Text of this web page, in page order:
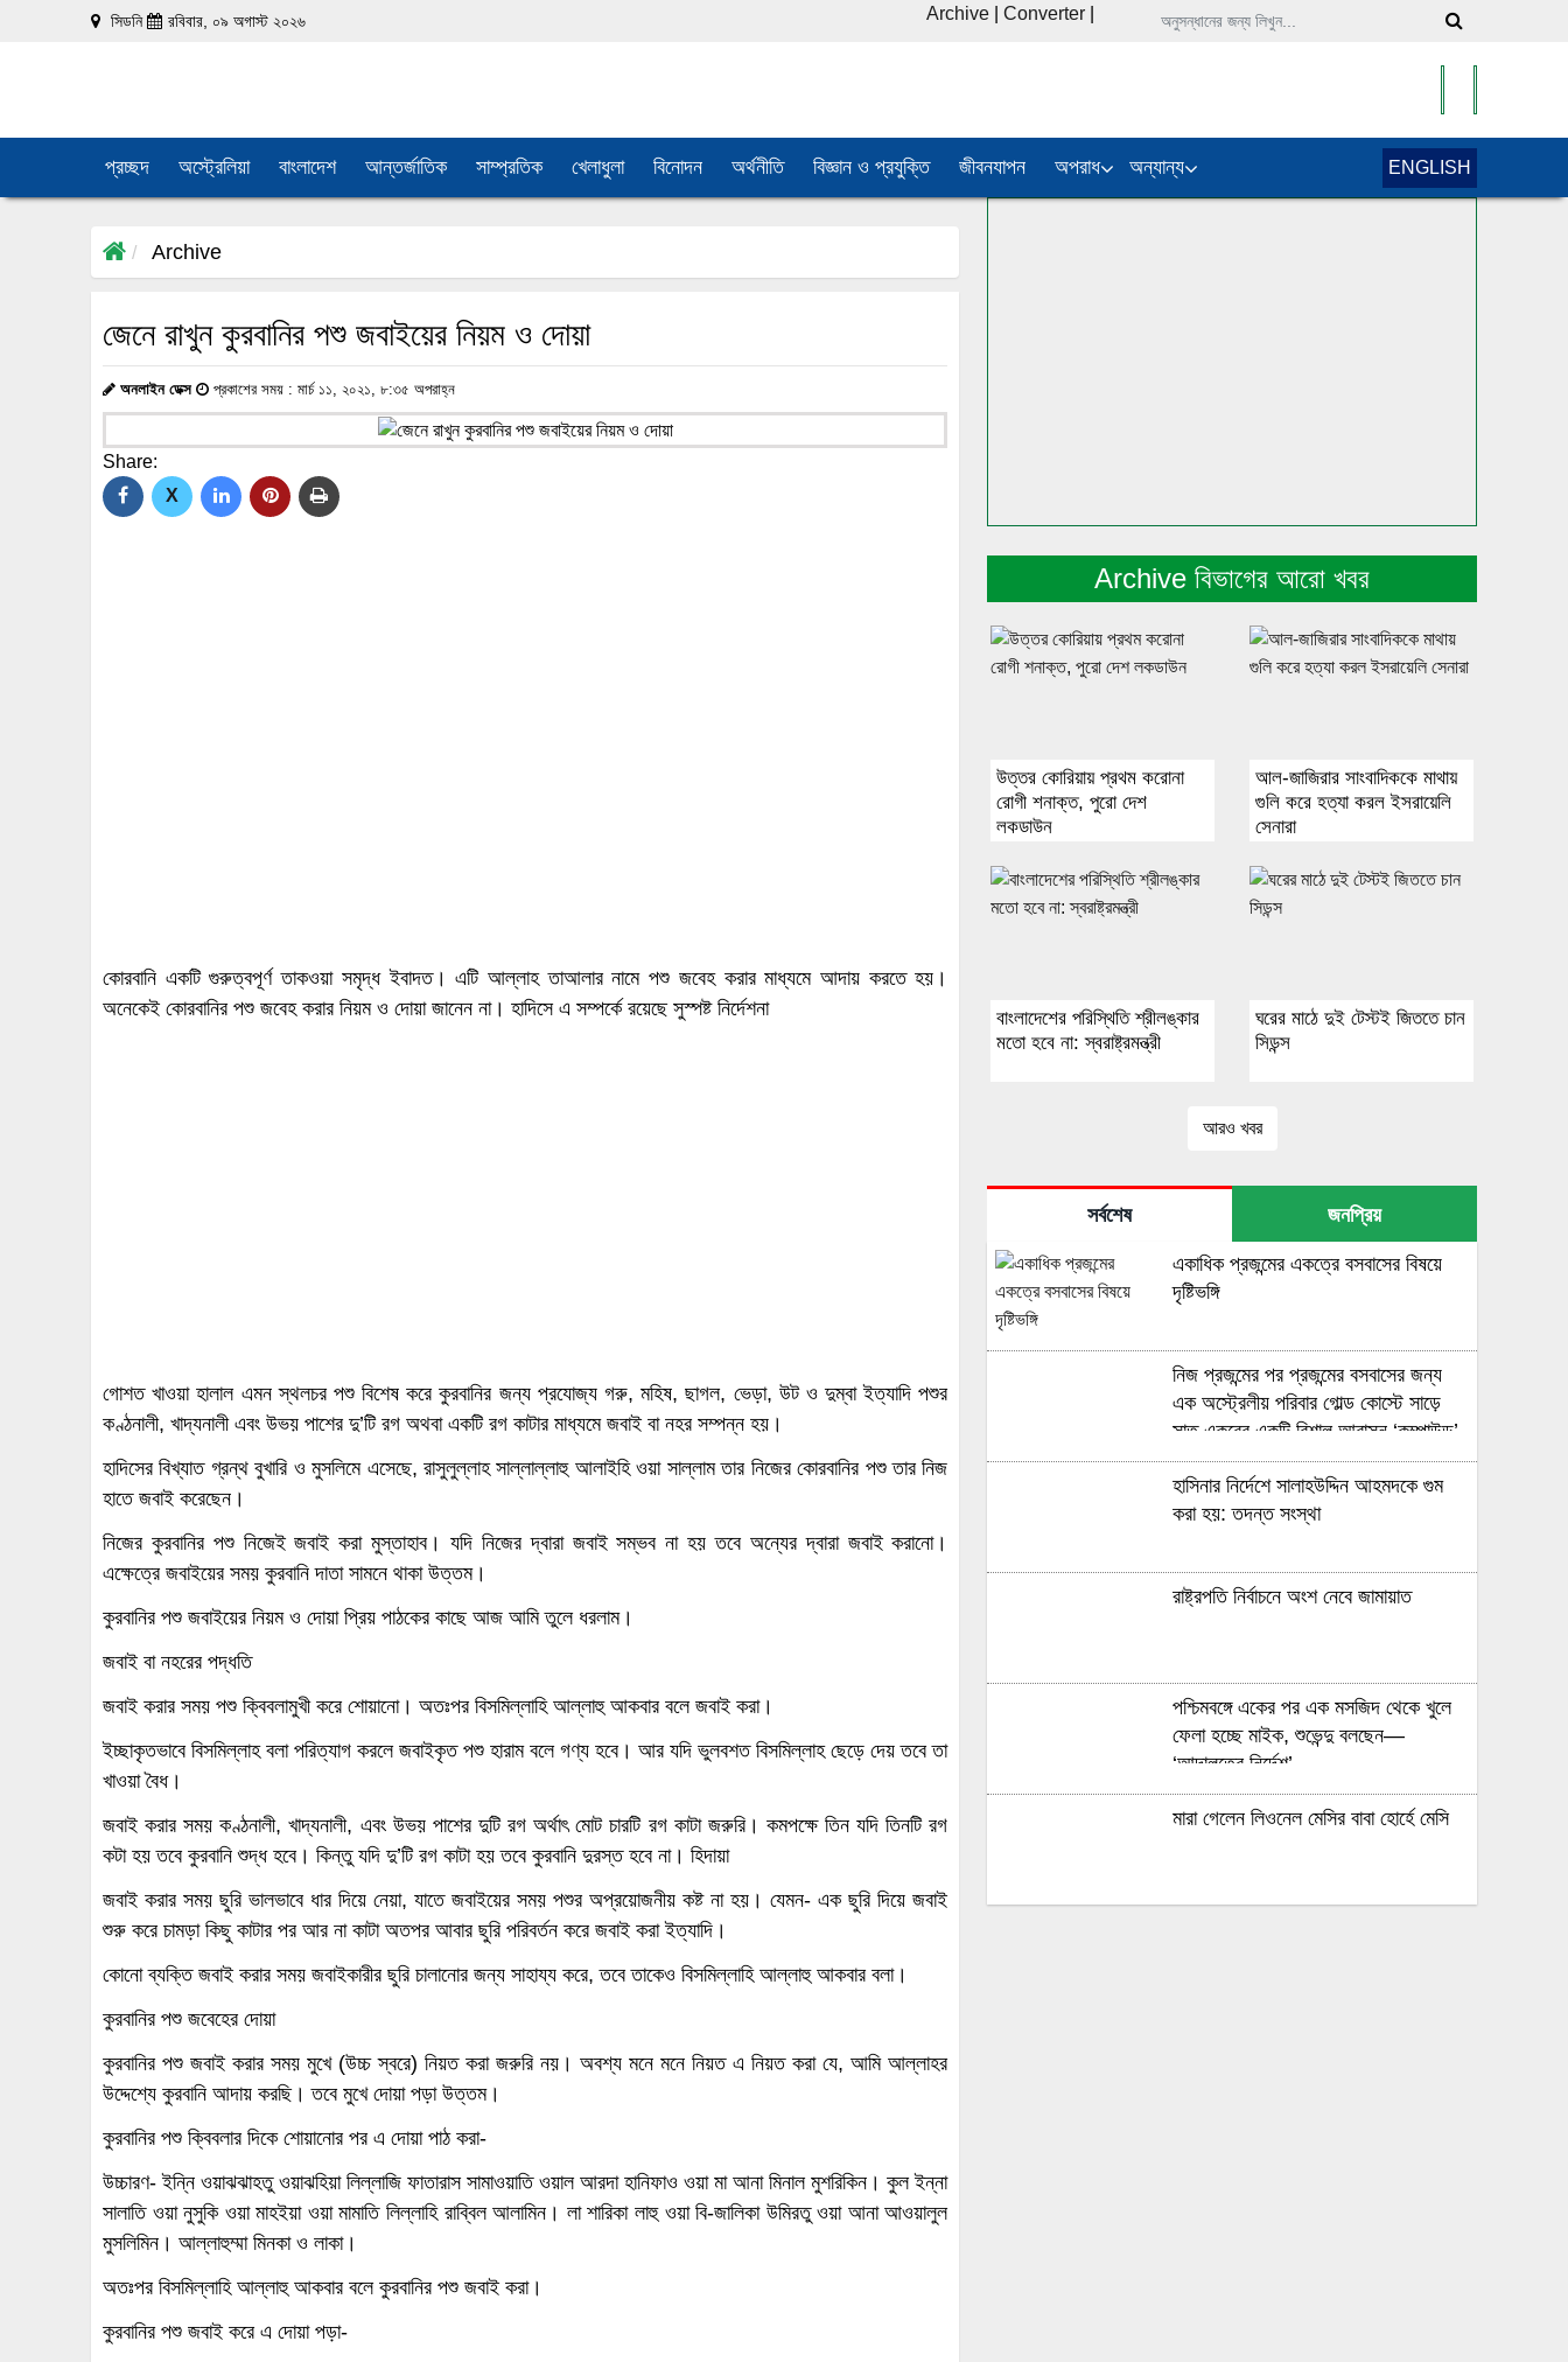
সিডনি রবিবার, ০৯ অগাস্ট ২০২৬ Archive Converter
প্রচ্ছদ অস্ট্রেলিয়া বাংলাদেশ আন্তর্জাতিক সাম্প্রতিক খেলাধুলা বিনোদন অর্থনীতি বিজ্ঞান ও প্রযুক্তি জীবনযাপন অপরাধ অন্যান্য ENGLISH
Archive
জেনে রাখুন কুরবানির পশু জবাইয়ের নিয়ম ও দোয়া
অনলাইন ডেক্স প্রকাশের সময় : মার্চ ১১, ২০২১, ৮:৩৫ অপরাহ্ন
Share:
X
কোরবানি একটি গুরুত্বপূর্ণ তাকওয়া সমৃদ্ধ ইবাদত। এটি আল্লাহ তাআলার নামে পশু জবেহ করার মাধ্যমে আদায় করতে হয়।
অনেকেই কোরবানির পশু জবেহ করার নিয়ম ও দোয়া জানেন না। হাদিসে এ সম্পর্কে রয়েছে সুস্পষ্ট নির্দেশনা
গোশত খাওয়া হালাল এমন স্থলচর পশু বিশেষ করে কুরবানির জন্য প্রযোজ্য গরু, মহিষ, ছাগল, ভেড়া, উট ও দুম্বা ইত্যাদি পশুর
কণ্ঠনালী, খাদ্যনালী এবং উভয় পাশের দু’টি রগ অথবা একটি রগ কাটার মাধ্যমে জবাই বা নহর সম্পন্ন হয়।
হাদিসের বিখ্যাত গ্রন্থ বুখারি ও মুসলিমে এসেছে, রাসুলুল্লাহ সাল্লাল্লাহু আলাইহি ওয়া সাল্লাম তার নিজের কোরবানির পশু তার নিজ
হাতে জবাই করেছেন।
নিজের কুরবানির পশু নিজেই জবাই করা মুস্তাহাব। যদি নিজের দ্বারা জবাই সম্ভব না হয় তবে অন্যের দ্বারা জবাই করানো।
এক্ষেত্রে জবাইয়ের সময় কুরবানি দাতা সামনে থাকা উত্তম।
কুরবানির পশু জবাইয়ের নিয়ম ও দোয়া প্রিয় পাঠকের কাছে আজ আমি তুলে ধরলাম।
জবাই বা নহরের পদ্ধতি
জবাই করার সময় পশু ক্বিবলামুখী করে শোয়ানো। অতঃপর বিসমিল্লাহি আল্লাহু আকবার বলে জবাই করা।
ইচ্ছাকৃতভাবে বিসমিল্লাহ বলা পরিত্যাগ করলে জবাইকৃত পশু হারাম বলে গণ্য হবে। আর যদি ভুলবশত বিসমিল্লাহ ছেড়ে দেয় তবে তা
খাওয়া বৈধ।
জবাই করার সময় কণ্ঠনালী, খাদ্যনালী, এবং উভয় পাশের দুটি রগ অর্থাৎ মোট চারটি রগ কাটা জরুরি। কমপক্ষে তিন যদি তিনটি রগ
কটা হয় তবে কুরবানি শুদ্ধ হবে। কিন্তু যদি দু’টি রগ কাটা হয় তবে কুরবানি দুরস্ত হবে না। হিদায়া
জবাই করার সময় ছুরি ভালভাবে ধার দিয়ে নেয়া, যাতে জবাইয়ের সময় পশুর অপ্রয়োজনীয় কষ্ট না হয়। যেমন- এক ছুরি দিয়ে জবাই
শুরু করে চামড়া কিছু কাটার পর আর না কাটা অতপর আবার ছুরি পরিবর্তন করে জবাই করা ইত্যাদি।
কোনো ব্যক্তি জবাই করার সময় জবাইকারীর ছুরি চালানোর জন্য সাহায্য করে, তবে তাকেও বিসমিল্লাহি আল্লাহু আকবার বলা।
কুরবানির পশু জবেহের দোয়া
কুরবানির পশু জবাই করার সময় মুখে (উচ্চ স্বরে) নিয়ত করা জরুরি নয়। অবশ্য মনে মনে নিয়ত এ নিয়ত করা যে, আমি আল্লাহর
উদ্দেশ্যে কুরবানি আদায় করছি। তবে মুখে দোয়া পড়া উত্তম।
কুরবানির পশু ক্বিবলার দিকে শোয়ানোর পর এ দোয়া পাঠ করা-
উচ্চারণ- ইন্নি ওয়াঝঝাহতু ওয়াঝহিয়া লিল্লাজি ফাতারাস সামাওয়াতি ওয়াল আরদা হানিফাও ওয়া মা আনা মিনাল মুশরিকিন। কুল ইন্না
সালাতি ওয়া নুসুকি ওয়া মাহইয়া ওয়া মামাতি লিল্লাহি রাব্বিল আলামিন। লা শারিকা লাহু ওয়া বি-জালিকা উমিরতু ওয়া আনা আওয়ালুল
মুসলিমিন। আল্লাহুম্মা মিনকা ও লাকা।
অতঃপর বিসমিল্লাহি আল্লাহু আকবার বলে কুরবানির পশু জবাই করা।
কুরবানির পশু জবাই করে এ দোয়া পড়া-
Archive বিভাগের আরো খবর
উত্তর কোরিয়ায় প্রথম করোনা
রোগী শনাক্ত, পুরো দেশ
লকডাউন
আল-জাজিরার সাংবাদিককে মাথায়
গুলি করে হত্যা করল ইসরায়েলি
সেনারা
বাংলাদেশের পরিস্থিতি শ্রীলঙ্কার
মতো হবে না: স্বরাষ্ট্রমন্ত্রী
ঘরের মাঠে দুই টেস্টই জিততে চান
সিডন্স
আরও খবর
সর্বশেষ জনপ্রিয়
একাধিক প্রজন্মের একত্রে বসবাসের বিষয়ে
দৃষ্টিভঙ্গি
নিজ প্রজন্মের পর প্রজন্মের বসবাসের জন্য
এক অস্ট্রেলীয় পরিবার গোল্ড কোস্টে সাড়ে
সাত একরের একটি বিশাল আবাসন ‘কম্পাউন্ড’
কিনেছে
হাসিনার নির্দেশে সালাহউদ্দিন আহমদকে গুম
করা হয়: তদন্ত সংস্থা
রাষ্ট্রপতি নির্বাচনে অংশ নেবে জামায়াত
পশ্চিমবঙ্গে একের পর এক মসজিদ থেকে খুলে
ফেলা হচ্ছে মাইক, শুভেন্দু বলছেন—
‘আদালতের নির্দেশ’
মারা গেলেন লিওনেল মেসির বাবা হোর্হে মেসি